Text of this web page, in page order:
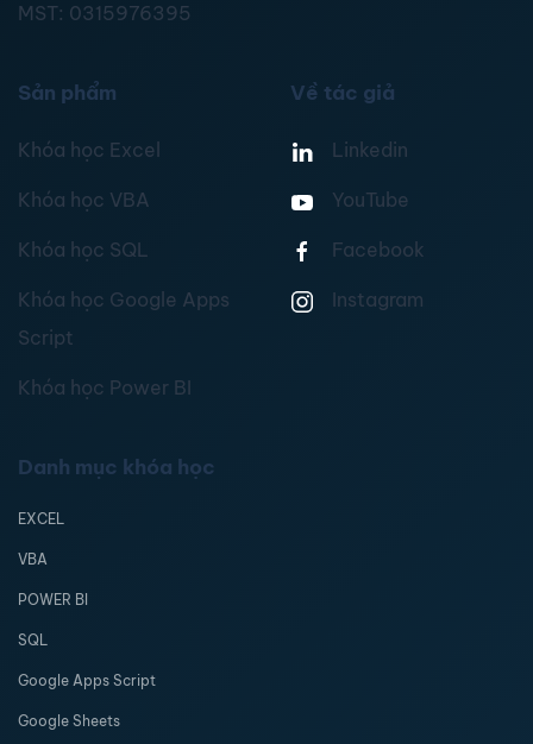
MST: 0315976395
Sản phẩm
Khóa học Excel
Khóa học VBA
Khóa học SQL
Khóa học Google Apps
Script
Khóa học Power BI
Về tác giả
Linkedin
YouTube
Facebook
Instagram
Danh mục khóa học
EXCEL
VBA
POWER BI
SQL
Google Apps Script
Google Sheets